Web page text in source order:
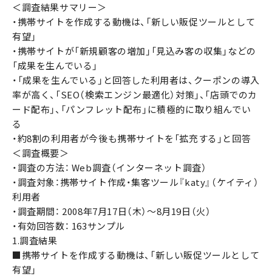
＜調査結果サマリー＞
・携帯サイトを作成する動機は、「新しい販促ツールとして
有望」
・携帯サイトが「新規顧客の増加」「見込み客の収集」などの
「成果を生んでいる」
・「成果を生んでいる」と回答した利用者は、クーポンの導入
率が高く、「SEO（検索エンジン最適化）対策」、「店頭でのカ
ード配布」、「パンフレット配布」に積極的に取り組んでい
る
・約8割の利用者が今後も携帯サイトを「拡充する」と回答
＜調査概要＞
・調査の方法： Web調査（インターネット調査）
・調査対象：携帯サイト作成・集客ツール『katy』（ケイティ）
利用者
・調査期間： 2008年7月17日（木）〜8月19日（火）
・有効回答数： 163サンプル
1.調査結果
■携帯サイトを作成する動機は、「新しい販促ツールとして
有望」